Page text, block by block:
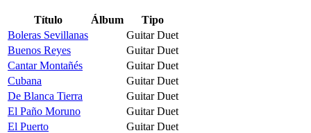
Título Álbum
Tipo
Boleras Sevillanas
Guitar Duet
Buenos Reyes
Guitar Duet
Cantar Montañés
Guitar Duet
Cubana
Guitar Duet
De Blanca Tierra
Guitar Duet
El Paño Moruno
Guitar Duet
El Puerto
Guitar Duet